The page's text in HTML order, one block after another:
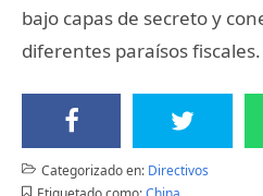
bajo capas de secreto y
diferentes paraísos fiscales.
Categorizado en: Directivos